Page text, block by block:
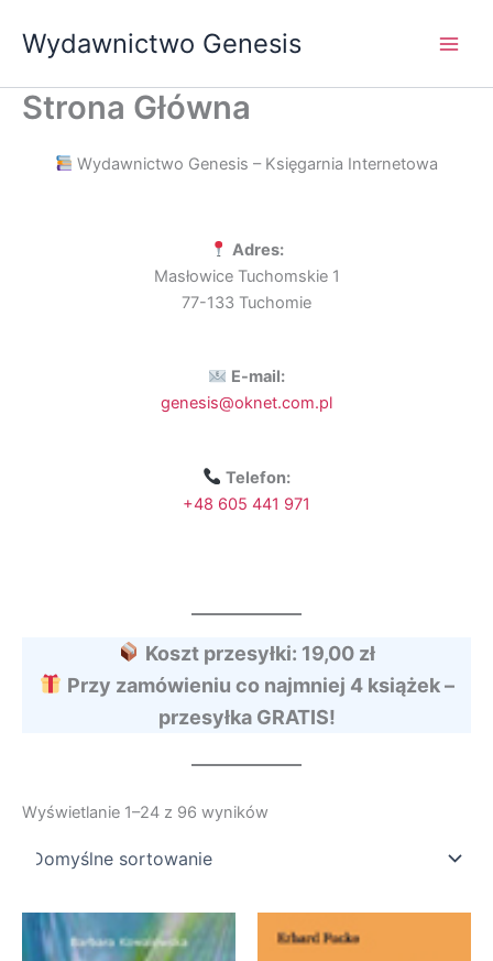
Wydawnictwo Genesis
Strona Główna
Wydawnictwo Genesis – Księgarnia Internetowa
Adres:
Masłowice Tuchomskie 1
77-133 Tuchomie
E-mail:
genesis@oknet.com.pl
Telefon:
+48 605 441 971
Koszt przesyłki: 19,00 zł
Przy zamówieniu co najmniej 4 książek –
przesyłka GRATIS!
Wyświetlanie 1–24 z 96 wyników